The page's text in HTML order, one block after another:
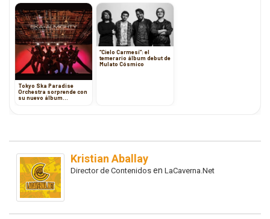
Tokyo Ska Paradise
Orchestra sorprende con
su nuevo álbum
“Cielo Carmesí”: el
temerario álbum debut de
Mulato Cósmico
Kristian Aballay
Director de Contenidos en LaCaverna.Net